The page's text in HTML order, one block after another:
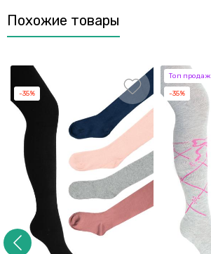
Похожие товары
-35%
Топ продаж
-35%